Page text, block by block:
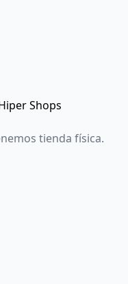
Shops
tienda física.